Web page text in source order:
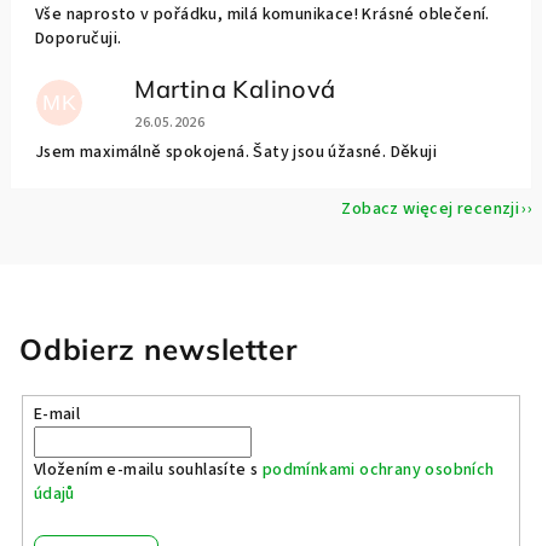
Vše naprosto v pořádku, milá komunikace! Krásné oblečení.
Doporučuji.
MK Martina Kalinová
Ocena sklepu to 5 na 5 gwiazdek.
26.05.2026
Jsem maximálně spokojená. Šaty jsou úžasné. Děkuji
Zobacz więcej recenzji
Odbierz newsletter
E-mail
Vložením e-mailu souhlasíte s podmínkami ochrany osobních
údajů